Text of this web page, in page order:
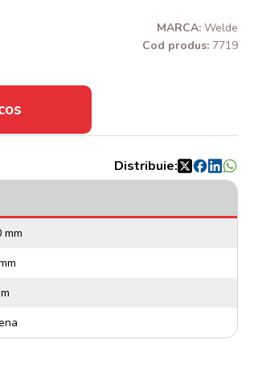
MARCA: Welde
Cod produs: 7719
Distribuie:
mm